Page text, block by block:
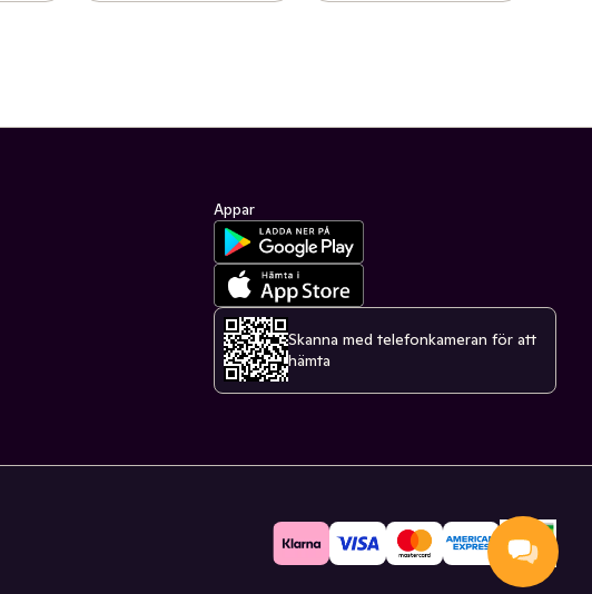
Appar
Skanna med telefonkameran för att
hämta